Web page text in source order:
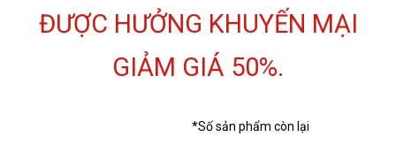
ĐƯỢC HƯỞNG KHUYẾN MẠI
GIẢM GIÁ 50%.
*Số sản phẩm còn lại